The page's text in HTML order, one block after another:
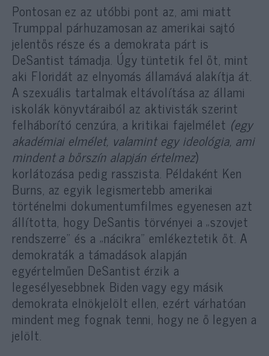
Pontosan ez az utóbbi pont az, ami miatt
Trumppal párhuzamosan az amerikai sajtó
jelentős része és a demokrata párt is
DeSantist támadja. Úgy tüntetik fel őt, mint
aki Floridát az elnyomás államává alakítja át.
A szexuális tartalmak eltávolítása az állami
iskolák könyvtáraiból az aktivisták szerint
felháborító cenzúra, a kritikai fajelmélet (egy
akadémiai elmélet, valamint egy ideológia, ami
mindent a bőrszín alapján értelmez)
korlátozása pedig rasszista. Példaként Ken
Burns, az egyik legismertebb amerikai
történelmi dokumentumfilmes egyenesen azt
állította, hogy DeSantis törvényei a „szovjet
rendszerre” és a „nácikra” emlékeztetik őt. A
demokraták a támadások alapján
egyértelműen DeSantist érzik a
legesélyesebbnek Biden vagy egy másik
demokrata elnökjelölt ellen, ezért várhatóan
mindent meg fognak tenni, hogy ne ő legyen a
jelölt.